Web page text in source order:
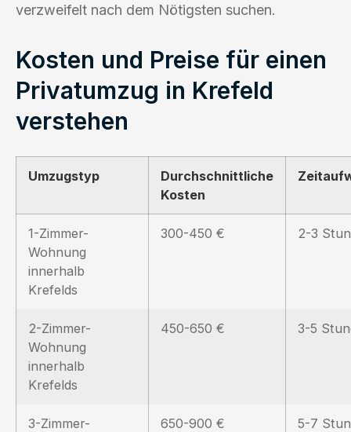
verzweifelt nach dem Nötigsten suchen.
Kosten und Preise für einen
Privatumzug in Krefeld
verstehen
Umzugstyp
Durchschnittliche
Kosten
1-Zimmer-
Wohnung
innerhalb
Krefelds
300-450 € 2-3
2-Zimmer-
Wohnung
innerhalb
Krefelds
450-650 € 3-5
3-Zimmer-
650-900 € 5-7